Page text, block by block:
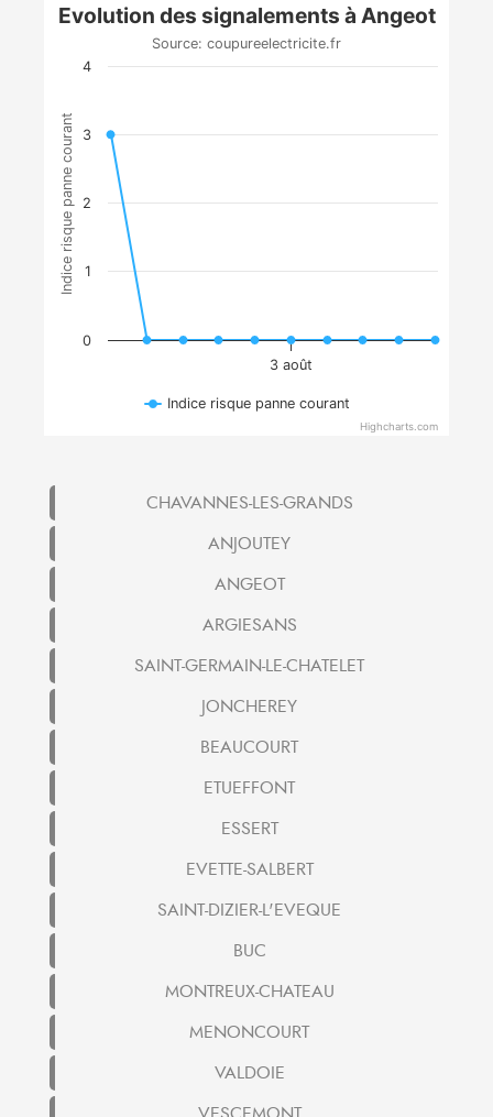
Indice risque panne courant
Evolution des signalements à Angeot
Source: coupureelectricite.fr
3 août
0
1
2
3
4
Indice risque panne courant
Highcharts.com
CHAVANNES-LES-GRANDS
ANJOUTEY
ANGEOT
ARGIESANS
SAINT-GERMAIN-LE-CHATELET
JONCHEREY
BEAUCOURT
ETUEFFONT
ESSERT
EVETTE-SALBERT
SAINT-DIZIER-L'EVEQUE
BUC
MONTREUX-CHATEAU
MENONCOURT
VALDOIE